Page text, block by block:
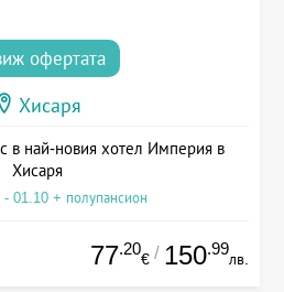
офертата
Хисаря
в най-новия хотел Империя в
Хисаря
- 01.10 + полупансион
77.20
€ / 150.99
лв.